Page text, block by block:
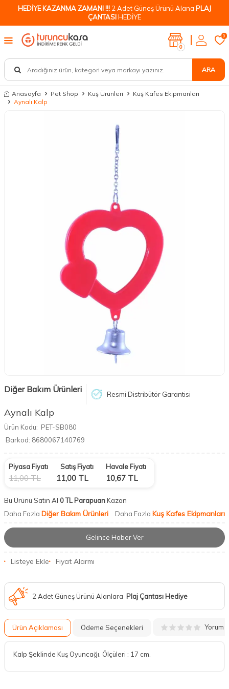
HEDİYE KAZANMA ZAMANI !!! 2 Adet Güneş Ürünü Alana PLAJ
ÇANTASIHEDİYE
ARA
0
0
Anasayfa Pet Shop Kuş Ürünleri
Kuş Kafes Ekipmanları
Aynalı Kalp
Diğer Bakım Ürünleri Resmi Distribütör Garantisi
Aynalı Kalp
Ürün Kodu: PET-SB080
Barkod: 8680067140769
Piyasa Fiyatı
11,00TL
Satış Fiyatı
11,00 TL
Havale Fiyatı
10,67 TL
Bu Ürünü Satın Al 0 TL ParapuanKazan
Daha Fazla Diğer Bakım Ürünleri Daha Fazla Kuş Kafes Ekipmanları
Gelince Haber Ver
Listeye Ekle Fiyat Alarmı
2 Adet Güneş Ürünü Alanlara Plaj Çantası Hediye
Ürün Açıklaması Ödeme Seçenekleri Yorum
Kalp Şeklinde Kuş Oyuncağı. Ölçüleri : 17 cm.